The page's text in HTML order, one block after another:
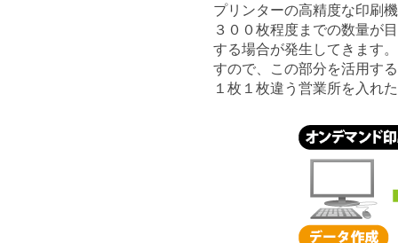
プリンターの高精度な印刷
３００枚程度までの数量が
する場合が発生してきます
すので、この部分を活用す
１枚１枚違う営業所を入れ